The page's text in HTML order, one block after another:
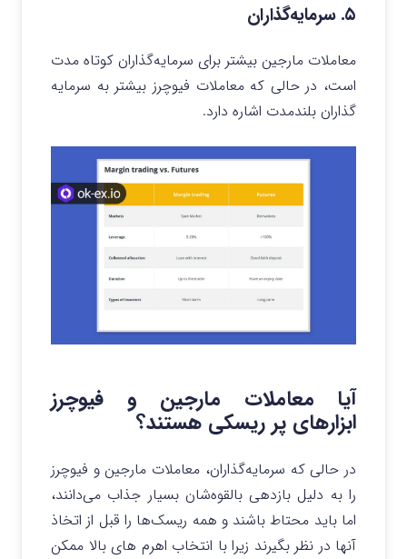
۵. سرمایه‌گذاران
معاملات مارجین بیشتر برای سرمایه‌گذاران کوتاه مدت
است، در حالی که معاملات فیوچرز بیشتر به سرمایه
گذاران بلندمدت اشاره دارد.
آیا معاملات مارجین و فیوچرز
ابزارهای پر ریسکی هستند؟
در حالی که سرمایه‌گذاران، معاملات مارجین و فیوچرز
را به دلیل بازدهی بالقوه‌شان بسیار جذاب می‌دانند،
اما باید محتاط باشند و همه ریسک‌ها را قبل از اتخاذ
آنها در نظر بگیرند زیرا با انتخاب اهرم های بالا ممکن